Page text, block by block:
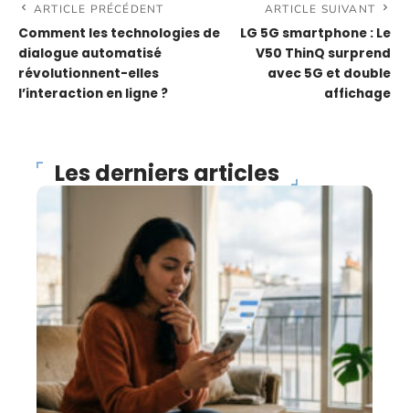
ARTICLE PRÉCÉDENT
Comment les technologies de
dialogue automatisé
révolutionnent-elles
l’interaction en ligne ?
ARTICLE SUIVANT
LG 5G smartphone : Le
V50 ThinQ surprend
avec 5G et double
affichage
Les derniers articles